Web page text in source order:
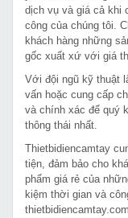
dịch vụ và giá cả khi
công của chúng tôi.
khách hàng những
gốc xuất xứ với giá
Với đội ngũ kỹ thuật
vấn hoặc cung cấp
và chính xác để quý
thông thái nhất.
Thietbidiencamtay
tiện, đảm bảo cho
phẩm giá rẻ của
kiệm thời gian và